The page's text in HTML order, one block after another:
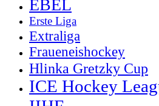
EBEL
Erste Liga
Extraliga
Fraueneishockey
Hlinka Gretzky Cup
ICE Hockey